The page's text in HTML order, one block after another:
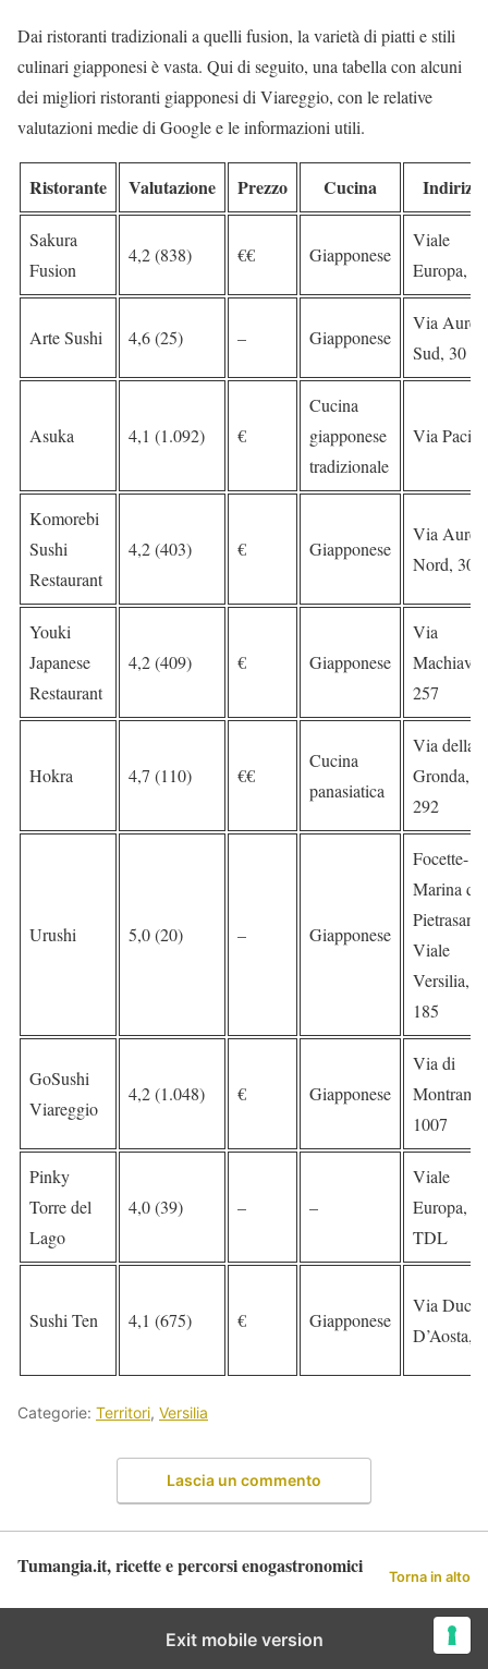
Dai ristoranti tradizionali a quelli fusion, la varietà di piatti e stili
culinari giapponesi è vasta. Qui di seguito, una tabella con alcuni
dei migliori ristoranti giapponesi di Viareggio, con le relative
valutazioni medie di Google e le informazioni utili.
Ristorante Valutazione Prezzo Cucina Indirizzo
Sakura
Fusion
4,2 (838) €€ Giapponese
Viale
Europa, 29
Arte Sushi 4,6 (25) – Giapponese
Via
Sud, 30
Asuka 4,1 (1.092) €
Cucina
giapponese
tradizionale
Via Pacini
Komorebi
Sushi
Restaurant
4,2 (403) € Giapponese
Via
Nord, 308
Youki
Japanese
Restaurant
4,2 (409) € Giapponese
Via
257
Hokra 4,7 (110) €€
Cucina
panasiatica
Via della
Gronda,
292
Urushi 5,0 (20) – Giapponese
Focette-
Marina di
Viale
Versilia,
185
GoSushi
Viareggio
4,2 (1.048) € Giapponese
Via di
1007
Pinky
Torre del
Lago
4,0 (39) – –
Viale
Europa,
TDL
Sushi Ten 4,1 (675) € Giapponese
Via Duca
D’Aosta,
Categorie: Territori, Versilia
Lascia un commento
Tumangia.it, ricette e percorsi enogastronomici Torna in alto
Exit mobile version